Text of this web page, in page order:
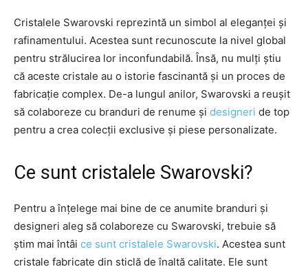
Cristalele Swarovski reprezintă un simbol al eleganței și
rafinamentului. Acestea sunt recunoscute la nivel global
pentru strălucirea lor inconfundabilă. Însă, nu mulți știu
că aceste cristale au o istorie fascinantă și un proces de
fabricație complex. De-a lungul anilor, Swarovski a reușit
să colaboreze cu branduri de renume și designeri de top
pentru a crea colecții exclusive și piese personalizate.
Ce sunt cristalele Swarovski?
Pentru a înțelege mai bine de ce anumite branduri și
designeri aleg să colaboreze cu Swarovski, trebuie să
știm mai întâi ce sunt cristalele Swarovski. Acestea sunt
cristale fabricate din sticlă de înaltă calitate. Ele sunt